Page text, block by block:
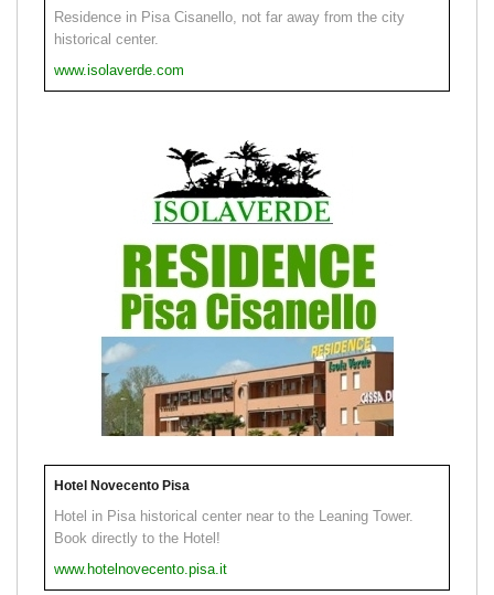
Residence in Pisa Cisanello, not far away from the city
historical center.
www.isolaverde.com
Hotel Novecento Pisa
Hotel in Pisa historical center near to the Leaning Tower.
Book directly to the Hotel!
www.hotelnovecento.pisa.it